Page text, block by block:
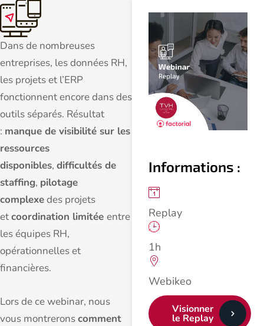
Dans de nombreuses
entreprises, les données RH,
les projets et l’ERP
fonctionnent encore dans des
outils séparés. Résultat
: manque de visibilité sur les
ressources
disponibles, difficultés de
staffing, pilotage
complexedes projets
etcoordination limitée entre
les équipes RH,
opérationnelles et
financières.
Lors de ce webinar, nous
vous montreronscomment
Informations :
Replay
1h
Webikeo
Visionner
le Replay